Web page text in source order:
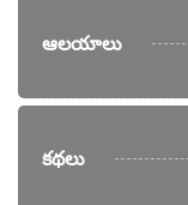
ఆలయాలు
కథలు